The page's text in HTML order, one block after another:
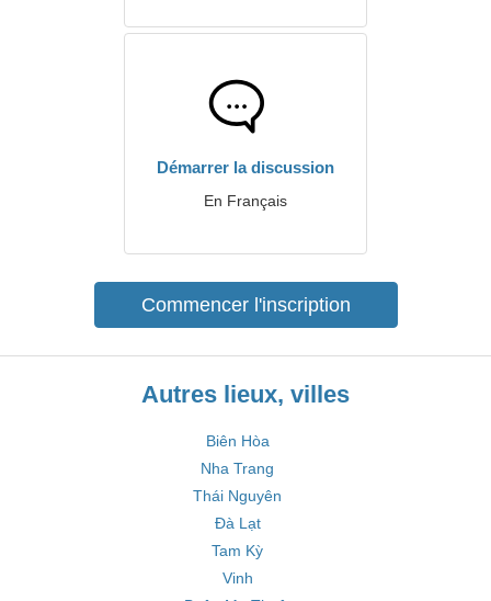
Démarrer la discussion
En Français
Commencer l'inscription
Autres lieux, villes
Biên Hòa
Nha Trang
Thái Nguyên
Đà Lạt
Tam Kỳ
Vinh